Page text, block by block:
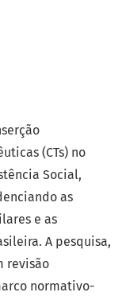
(CTs) no
Social,
as
e as
A pesquisa,
revisão
normativo-